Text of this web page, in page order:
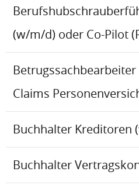
(w/m/d) oder Co-Pilot
Claims
Buchhalter
Buchhalter